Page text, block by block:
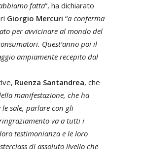
fatta”, ha dichiarato
Giorgio Mercuri “a conferma
per avvicinare al mondo del
Quest’anno poi il
ampiamente recepito dal
Ruenza Santandrea, che
manifestazione, che ha
sale, parlare con gli
va a tutti i
testimonianza e le loro
di assoluto livello che